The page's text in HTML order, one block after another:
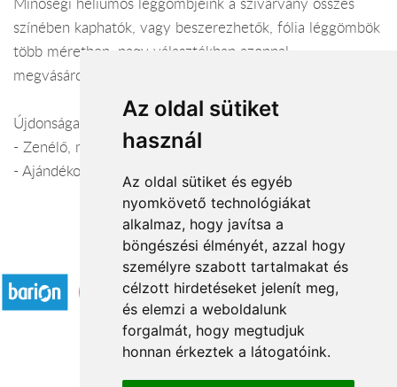
Az oldal sütiket
használ
Az oldal sütiket és egyéb
nyomkövető technológiákat
alkalmaz, hogy javítsa a
böngészési élményét, azzal hogy
személyre szabott tartalmakat és
célzott hirdetéseket jelenít meg,
és elemzi a weboldalunk
forgalmát, hogy megtudjuk
honnan érkeztek a látogatóink.
Minőségi héliumos léggömbjeink a szivárvány összes
színében kaphatók, vagy beszerezhetők, fólia léggömbök
több méretben, nagy választékban azonnal
megvásárolhatók!
Újdonságaink:
- Zenélő, mikrofonos óriás fólia léggömbök.
- Ajándékok léggömbbe töltése.
Elfogadott fizetési módok